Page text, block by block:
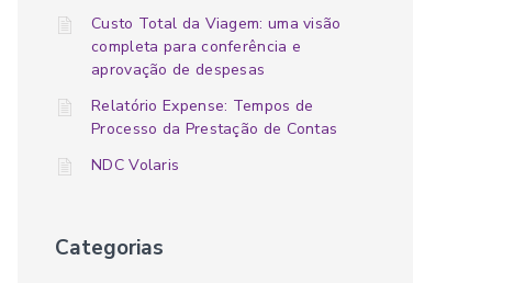
Custo Total da Viagem: uma visão
completa para conferência e
aprovação de despesas
Relatório Expense: Tempos de
Processo da Prestação de Contas
NDC Volaris
Categorias